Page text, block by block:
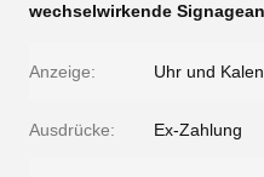
wechselwirkende
Anzeige: Uhr und
Ausdrücke: Ex-Zahlung